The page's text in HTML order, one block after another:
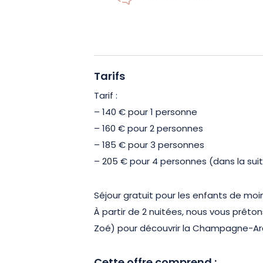
Lors des journées ensoleillées, vous
tandis que les automobilistes
proximité permettant de se garer
Engagée pour un tourisme durable et
d’hôtes apporte une attention
émissions de CO₂. Ne manquez pas
havre de paix au cœur d’Épernay et
Tarifs
Tarif :
– 140 € pour 1 personne
– 160 € pour 2 personnes
– 185 € pour 3 personnes
– 205 € pour 4 personnes (dans la
Séjour gratuit pour les enfants de
À partir de 2 nuitées, nous vous
Zoé) pour découvrir la Champagne-